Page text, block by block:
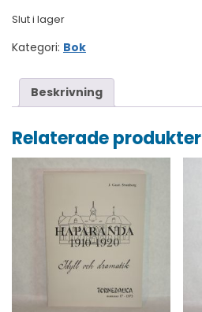
Slut i lager
Kategori: Bok
Beskrivning
Relaterade produkter